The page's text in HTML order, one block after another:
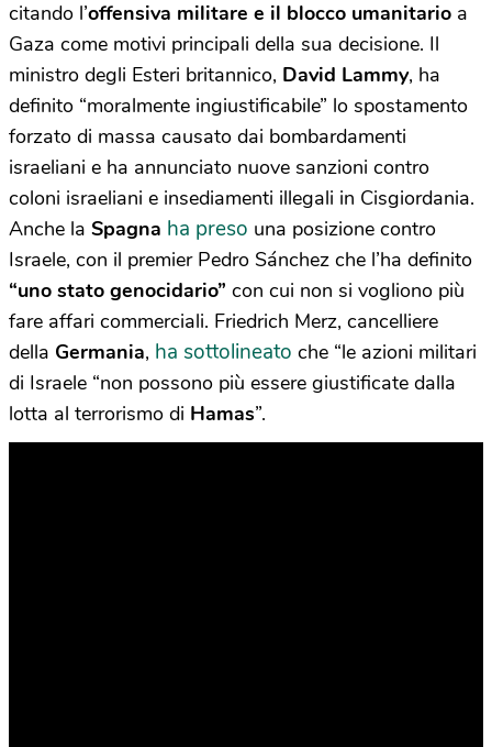
citando l’offensiva militare e il blocco umanitario a
Gaza come motivi principali della sua decisione. Il
ministro degli Esteri britannico, David Lammy, ha
definito “moralmente ingiustificabile” lo spostamento
forzato di massa causato dai bombardamenti
israeliani e ha annunciato nuove sanzioni contro
coloni israeliani e insediamenti illegali in Cisgiordania.
Anche la Spagna ha preso una posizione contro
Israele, con il premier Pedro Sánchez che l’ha definito
“uno stato genocidario” con cui non si vogliono più
fare affari commerciali. Friedrich Merz, cancelliere
della Germania, ha sottolineato che “le azioni militari
di Israele “non possono più essere giustificate dalla
lotta al terrorismo di Hamas”.